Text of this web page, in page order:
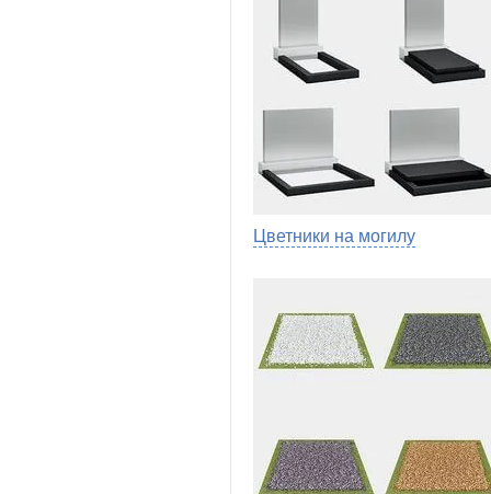
Цветники на могилу